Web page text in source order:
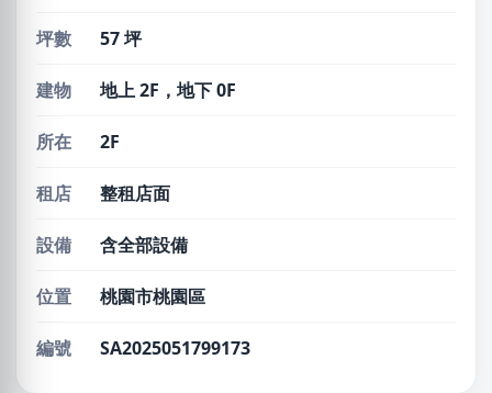
坪數 57 坪
建物 地上 2F，地下 0F
所在 2F
租店 整租店面
設備 含全部設備
位置 桃園市桃園區
編號 SA2025051799173